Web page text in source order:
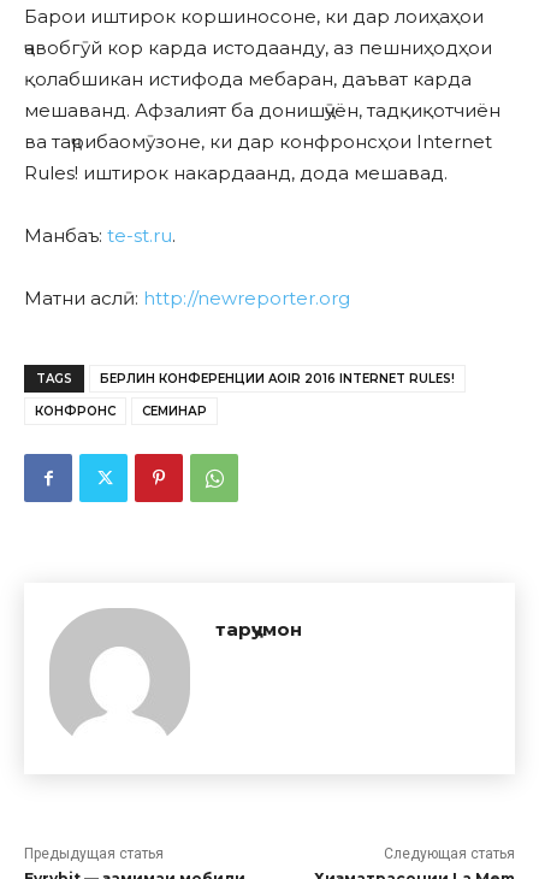
Барои иштирок коршиносоне, ки дар лоиҳаҳои
ҷавобгӯй кор карда истодаанду, аз пешниҳодҳои
қолабшикан истифода мебаран, даъват карда
мешаванд. Афзалият ба донишҷӯён, тадқиқотчиён
ва таҷрибаомӯзоне, ки дар конфронсҳои Internet
Rules! иштирок накардаанд, дода мешавад.
Манбаъ: te-st.ru.
Матни аслӣ: http://newreporter.org
TAGS БЕРЛИН КОНФЕРЕНЦИИ AOIR 2016 INTERNET RULES!
КОНФРОНС СЕМИНАР
тарҷумон
Предыдущая статья Следующая статья